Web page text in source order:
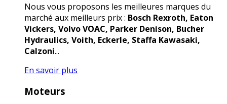
Nous vous proposons les meilleures marques du
marché aux meilleurs prix : Bosch Rexroth, Eaton
Vickers, Volvo VOAC, Parker Denison, Bucher
Hydraulics, Voith, Eckerle, Staffa Kawasaki,
Calzoni...
En savoir plus
Moteurs